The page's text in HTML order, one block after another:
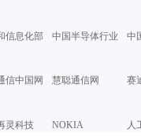
信息化部 中国半导体行业 中
信中国网 慧聪通信网 赛
灵科技 NOKIA
人